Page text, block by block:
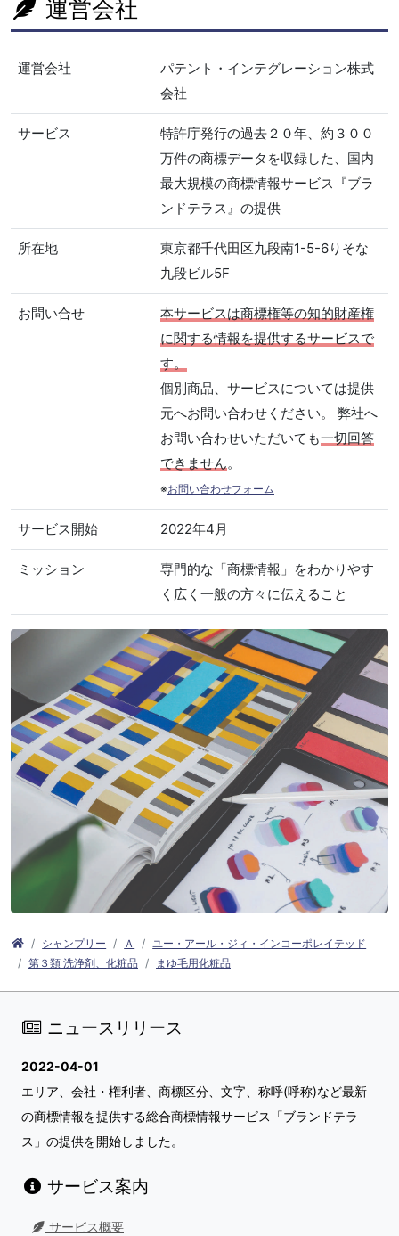
運営会社
運営会社
パテント・インテグレーション株式
会社
サービス
特許庁発行の過去２０年、約３００
万件の商標データを収録した、国内
最大規模の商標情報サービス『ブラ
ンドテラス』の提供
所在地
東京都千代田区九段南1-5-6りそな
九段ビル5F
お問い合せ
本サービスは商標権等の知的財産権
に関する情報を提供するサービスで
す。
個別商品、サービスについては提供
元へお問い合わせください。 弊社へ
お問い合わせいただいても一切回答
できません。
※お問い合わせフォーム
サービス開始 2022年4月
ミッション
専門的な「商標情報」をわかりやす
く広く一般の方々に伝えること
シャンプリー Ａ
ユー・アール・ジィ・インコーポレイテッド
第３類 洗浄剤、化粧品
まゆ毛用化粧品
ニュースリリース
2022-04-01
エリア、会社・権利者、商標区分、文字、称呼(呼称)など最新
の商標情報を提供する総合商標情報サービス「ブランドテラ
ス」の提供を開始しました。
サービス案内
サービス概要